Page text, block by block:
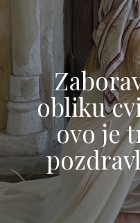
obliku
ovo je